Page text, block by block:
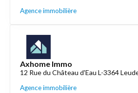
Agence immobilière
Axhome Immo
12 Rue du Château d'Eau L-3364
Agence immobilière